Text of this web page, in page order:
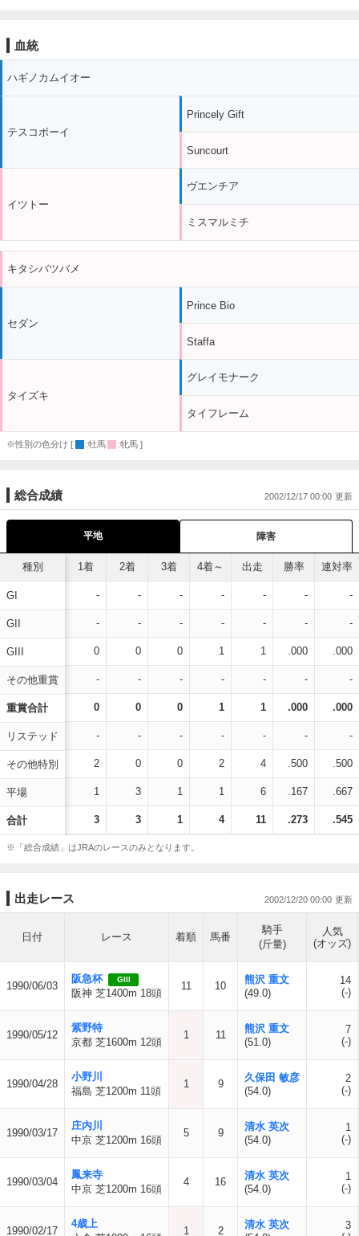
血統
ハギノカムイオー
テスコボーイ
イツトー
Princely Gift
Suncourt
ヴエンチア
ミスマルミチ
キタシバツバメ
セダン
タイズキ
Prince Bio
Staffa
グレイモナーク
タイフレーム
※性別の色分け [ :牡馬 :牝馬 ]
総合成績 2002/12/17 00:00
平地 障害
種別
GI
GII
GIII
その他重賞
重賞合計
リステッド
その他特別
平場
合計
1着 2着 3着 4着～ 出走 勝率 連対率
- - - - - - -
- - - - - - -
0 0 0 1 1 .000 .000
- - - - - - -
0 0 0 1 1 .000 .000
- - - - - - -
2 0 0 2 4 .500 .500
1 3 1 1 6 .167 .667
3 3 1 4 11 .273 .545
※「総合成績」はJRAのレースのみとなります。
出走レース 2002/12/20 00:00
日付 レース 着順 馬番
騎手
(斤量)
人気
(オッズ)
1990/06/03
阪急杯 GIII
阪神 芝1400m 18頭
11 10
熊沢 重文
(49.0)
14
(-)
1990/05/12
紫野特
京都 芝1600m 12頭
1 11
熊沢 重文
(51.0)
7
(-)
1990/04/28
小野川
福島 芝1200m 11頭
1 9
久保田 敏彦
(54.0)
2
(-)
1990/03/17
庄内川
中京 芝1200m 16頭
5 9
清水 英次
(54.0)
1
(-)
1990/03/04
鳳来寺
中京 芝1200m 16頭
4 16
清水 英次
(54.0)
1
(-)
1990/02/17
4歳上
1 2
清水 英次
3